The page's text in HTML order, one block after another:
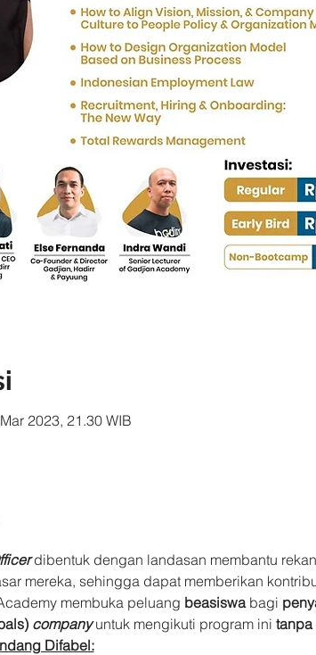
2023, 21.30 WIB
dibentuk dengan landasan membantu
mereka, sehingga dapat memberikan
membuka peluang beasiswa bagi
company untuk mengikuti program ini tanpa
Difabel: